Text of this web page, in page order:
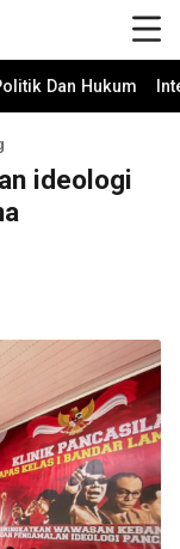
Dan Hukum
ideologi